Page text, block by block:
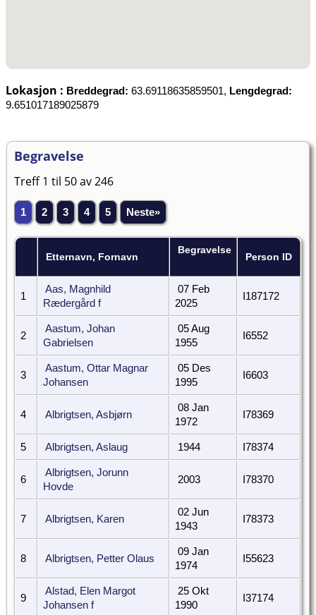
Lokasjon : Breddegrad: 63.69118635859501, Lengdegrad:
9.651017189025879
Begravelse
Treff 1 til 50 av 246
1 2 3 4 5 Neste»
Etternavn, Fornavn
Begravelse
Person ID
1
Aas, Magnhild
Rædergård f
07 Feb
2025
I187172
2
Aastum, Johan
Gabrielsen
05 Aug
1955
I6552
3
Aastum, Ottar Magnar
Johansen
05 Des
1995
I6603
4 Albrigtsen, Asbjørn
08 Jan
1972
I78369
5 Albrigtsen, Aslaug 1944 I78374
6
Albrigtsen, Jorunn
Hovde
2003 I78370
7 Albrigtsen, Karen
02 Jun
1943
I78373
8 Albrigtsen, Petter Olaus
09 Jan
1974
I55623
9
Alstad, Elen Margot
Johansen f
25 Okt
1990
I37174